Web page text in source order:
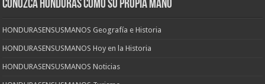
CONOZCA HONDURAS COMO SU PROPIA MANO
HONDURASENSUSMANOS Geografía e Historia
HONDURASENSUSMANOS Hoy en la Historia
HONDURASENSUSMANOS Noticias